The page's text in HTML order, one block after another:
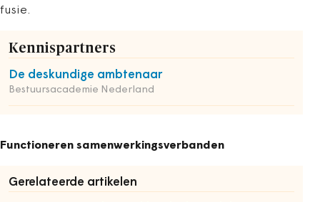
fusie.
Kennispartners
De deskundige ambtenaar
Bestuursacademie Nederland
Functioneren samenwerkingsverbanden
Gerelateerde artikelen